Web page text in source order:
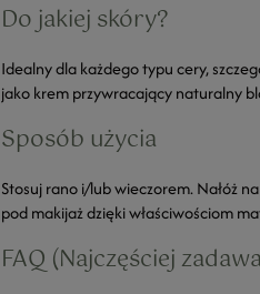
Do jakiej skóry?
Idealny dla każdego typu cery,
jako krem przywracający naturalny
Sposób użycia
Stosuj rano i/lub wieczorem. Nałóż
pod makijaż dzięki właściwościom
FAQ (Najczęściej